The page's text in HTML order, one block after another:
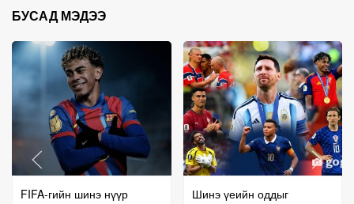
БУСАД МЭДЭЭ
FIFA-гийн шинэ нүүр
Шинэ үеийн оддыг